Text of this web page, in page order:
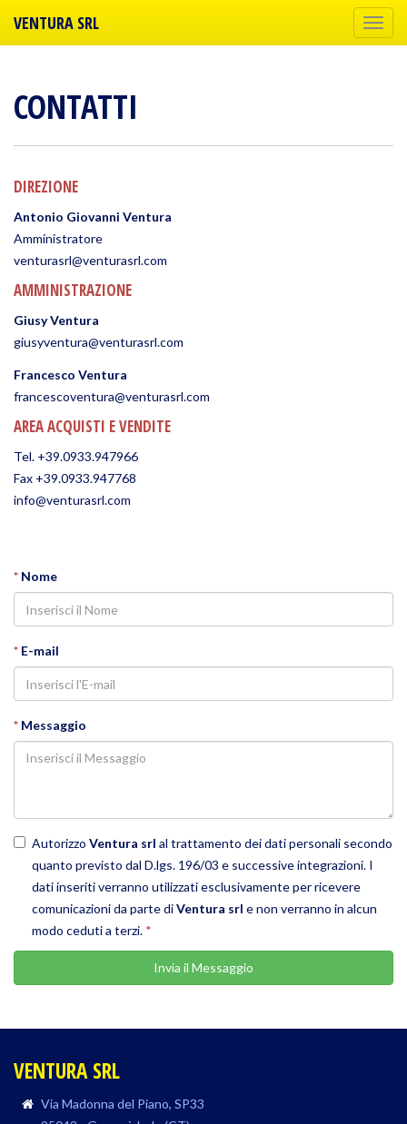
VENTURA SRL
CONTATTI
DIREZIONE
Antonio Giovanni Ventura
Amministratore
venturasrl@venturasrl.com
AMMINISTRAZIONE
Giusy Ventura
giusyventura@venturasrl.com
Francesco Ventura
francescoventura@venturasrl.com
AREA ACQUISTI E VENDITE
Tel. +39.0933.947966
Fax +39.0933.947768
info@venturasrl.com
* Nome
* E-mail
* Messaggio
Autorizzo Ventura srl al trattamento dei dati personali secondo
quanto previsto dal D.lgs. 196/03 e successive integrazioni. I
dati inseriti verranno utilizzati esclusivamente per ricevere
comunicazioni da parte diVentura srl e non verranno in alcun
modo ceduti a terzi. *
Invia il Messaggio
VENTURA SRL
Via Madonna del Piano, SP33